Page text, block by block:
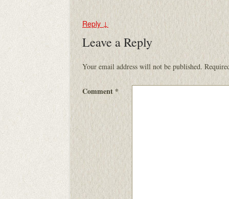
Reply ↓
Leave a Reply
Your email address will not be published.
Comment *